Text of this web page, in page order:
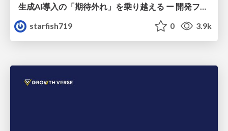
生成AI導入の「期待外れ」を乗り越える ー 開発フロー改革が目指す、真の組織変革
starfish719
0 3.9k